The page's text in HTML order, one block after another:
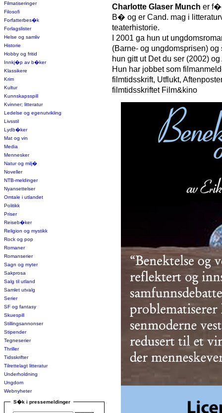
Filmatiseringer
Filosofi
Forfatterbes�k
Forlagslister
Helse og samliv
Historie
Hobby og fritid
Innkj�p av b�ker
Klassikere
Krim
Kultur
Kunnskapsspill
Kvinner; litteratur
Ledelse og egenutvikling
Livsstil
Lydb�ker
Mat og vin
Media
Mennesker
Natur og milj�
Noveller
NTB-meldinger
Nyansettelser
Omtale i utlandet
Politikk
Priser
Reiseb�ker
Religion og mystikk
Rock og pop
Romaner
Romanserier
Sagn og myter
Sakprosa
Salg til utland
Samlet utvalg
Serier
SF og fantasy
Skuespill
Stillingsannonser
Stipender
Tegneserier
Thriller
Tidsskrifter
Tilrettelagt litteratur
Underholdning
Ungdom
Webnyheter
S�k i pressemeldinger
Charlotte Glaser Munch er
B� og er Cand. mag i
teaterhistorie.
I 2001 ga hun ut
(Barne- og ungdomsprisen)
hun gitt ut Det du ser (2002)
Hun har jobbet som
filmtidsskrift, Utflukt,
filmtidsskriftet Film&kino